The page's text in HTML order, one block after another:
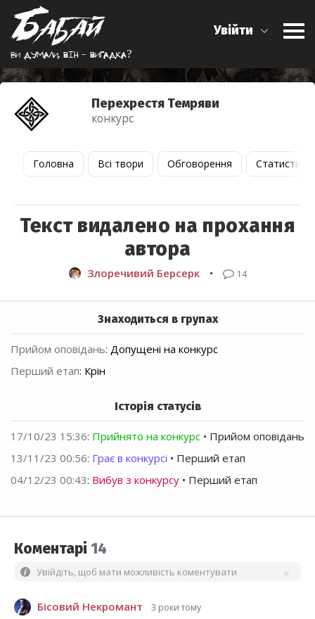
Ви думали, вiн - вигадка?
Увійти
Перехрестя Темряви
конкурс
Головна Всі твори Обговорення Статистика
Текст видалено на прохання
автора
Злоречивий Берсерк • 14
Знаходиться в групах
Прийом оповідань: Допущені на конкурс
Перший етап: Крін
Історія статусів
17/10/23 15:36: Прийнято на конкурс • Прийом оповідань
13/11/23 00:56: Грає в конкурсі • Перший етап
04/12/23 00:43: Вибув з конкурсу • Перший етап
Коментарі 14
Увійдіть, щоб мати можливість коментувати
Бісовий Некромант 3 роки тому